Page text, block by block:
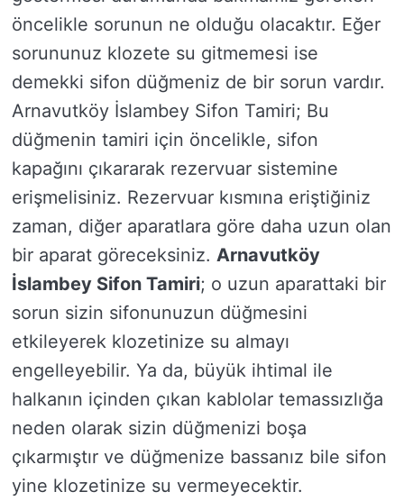
öncelikle sorunun ne olduğu olacaktır. Eğer
sorununuz klozete su gitmemesi ise
demekki sifon düğmeniz de bir sorun vardır.
Arnavutköy İslambey Sifon Tamiri; Bu
düğmenin tamiri için öncelikle, sifon
kapağını çıkararak rezervuar sistemine
erişmelisiniz. Rezervuar kısmına eriştiğiniz
zaman, diğer aparatlara göre daha uzun olan
bir aparat göreceksiniz. Arnavutköy
İslambey Sifon Tamiri; o uzun aparattaki bir
sorun sizin sifonunuzun düğmesini
etkileyerek klozetinize su almayı
engelleyebilir. Ya da, büyük ihtimal ile
halkanın içinden çıkan kablolar temassızlığa
neden olarak sizin düğmenizi boşa
çıkarmıştır ve düğmenize bassanız bile sifon
yine klozetinize su vermeyecektir.